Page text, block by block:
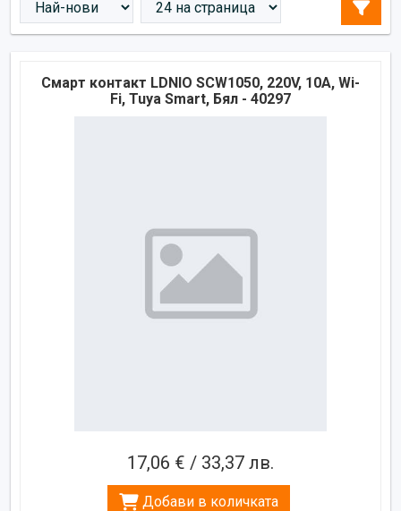
Смарт контакт LDNIO SCW1050, 220V, 10A, Wi-
Fi, Tuya Smart, Бял - 40297
17,06 € / 33,37 лв.
Добави в количката